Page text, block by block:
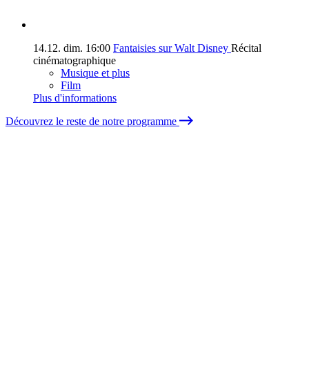
14.12. dim. 16:00 Fantaisies sur Walt Disney Récital
cinématographique
Musique et plus
Film
Plus d'informations
Découvrez le reste de notre programme